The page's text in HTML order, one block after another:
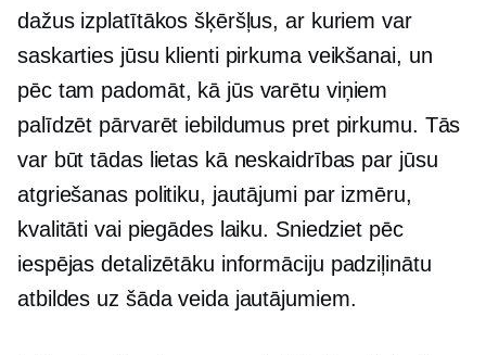
dažus izplatītākos šķēršļus, ar kuriem var
saskarties jūsu klienti pirkuma veikšanai, un
pēc tam padomāt, kā jūs varētu viņiem
palīdzēt pārvarēt iebildumus pret pirkumu. Tās
var būt tādas lietas kā neskaidrības par jūsu
atgriešanas politiku, jautājumi par izmēru,
kvalitāti vai piegādes laiku. Sniedziet pēc
iespējas detalizētāku informāciju padziļinātu
atbildes uz šāda veida jautājumiem.